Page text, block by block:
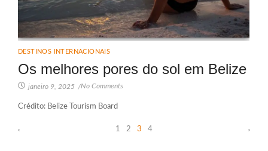
DESTINOS INTERNACIONAIS
Os melhores pores do sol em Belize
janeiro 9, 2025 /No Comments
Crédito: Belize Tourism Board
1 2 3 4